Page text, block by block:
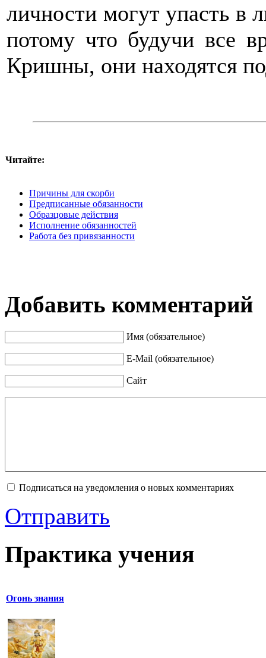
личности могут упасть в
потому что будучи все
Кришны, они находятся
Читайте:
Причины для скорби
Предписанные обязанности
Образцовые действия
Исполнение обязанностей
Работа без привязанности
Добавить комментарий
Имя (обязательное)
E-Mail (обязательное)
Сайт
Подписаться на уведомления о новых комментариях
Отправить
Практика учения
Огонь знания